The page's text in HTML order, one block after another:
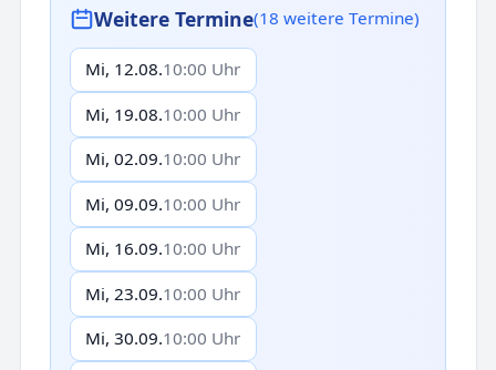
Weitere Termine(18 weitere Termine)
Mi, 12.08.10:00 Uhr
Mi, 19.08.10:00 Uhr
Mi, 02.09.10:00 Uhr
Mi, 09.09.10:00 Uhr
Mi, 16.09.10:00 Uhr
Mi, 23.09.10:00 Uhr
Mi, 30.09.10:00 Uhr